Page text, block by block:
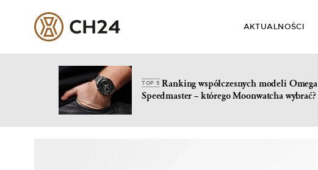
AKTUALNOŚCI
TOP 5Ranking współczesnych modeli Omega
Speedmaster – którego Moonwatcha wybrać?